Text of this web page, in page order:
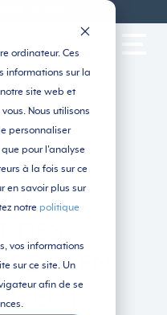
ordinateur. Ces
informations sur la
site web et
Nous utilisons
personnaliser
pour l'analyse
à la fois sur ce
en savoir plus sur
notre politique
vos informations
sur ce site. Un
afin de se
EN